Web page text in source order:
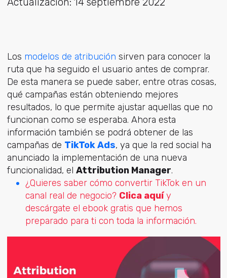
Los modelos de atribución sirven para conocer la
ruta que ha seguido el usuario antes de comprar.
De esta manera se puede saber, entre otras cosas,
qué campañas están obteniendo mejores
resultados, lo que permite ajustar aquellas que no
funcionan como se esperaba. Ahora esta
información también se podrá obtener de las
campañas de TikTok Ads, ya que la red social ha
anunciado la implementación de una nueva
funcionalidad, el Attribution Manager.
¿Quieres saber cómo convertir TikTok en un
canal real de negocio? Clica aquíy
descárgate el ebook gratis que hemos
preparado para ti con toda la información.